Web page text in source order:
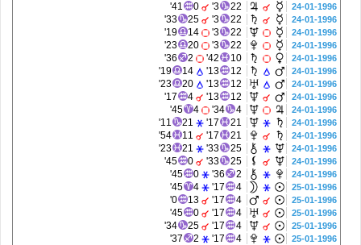
24-01-1996
22
3'
0
41'
24-01-1996
22
3'
25
33'
24-01-1996
22
3'
14
19'
24-01-1996
22
3'
20
23'
24-01-1996
10
42'
2
36'
24-01-1996
12
13'
14
19'
24-01-1996
12
13'
20
23'
24-01-1996
12
13'
4
17'
24-01-1996
4
34'
4
45'
24-01-1996
21
17'
21
11'
24-01-1996
21
17'
11
54'
24-01-1996
25
33'
21
23'
24-01-1996
25
33'
0
45'
24-01-1996
2
36'
0
45'
25-01-1996
4
17'
4
45'
25-01-1996
4
17'
13
0'
25-01-1996
4
17'
0
45'
25-01-1996
4
17'
25
34'
25-01-1996
4
17'
2
37'